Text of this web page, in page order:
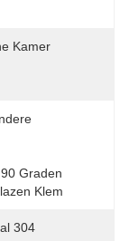
Kamer
Graden
Klem
304